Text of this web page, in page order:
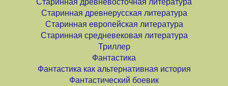
Старинная древневосточная литература
Старинная древнерусская литература
Старинная европейская литература
Старинная средневековая литература
Триллер
Фантастика
Фантастика как альтернативная история
Фантастический боевик